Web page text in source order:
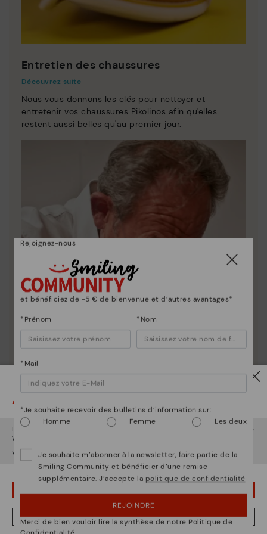
Entretien des chaussures
Découvrez suite
Nous vous donnons les clés pour nettoyer et
entretenir vos chaussures Pikolinos afin qu'elles
restent aussi belles qu'au premier jour.
Découvrez suite
Depuis 1984, nous nous efforçons de rendre chaque
Attention !
Il semble que vous êtes enÉtats-Unis
et vous allez accéder au site
Web de
Voulez-vous aller sur le site Web deÉtats-Unis?
NON, JE VEUX ALLER SUR LE SITE WEB DU LUXEMBOURG
Rejoignez-nous
et bénéficiez de -5 € de bienvenue et d’autres avantages*
*Prénom *Nom
*Mail
*Je souhaite recevoir des bulletins d’information sur:
Homme
Femme Les deux
Je souhaite m’abonner à la newsletter, faire partie de la
Smiling Community et bénéficier d’une remise
supplémentaire. J’accepte la politique de confidentialité
REJOINDRE
Merci de bien vouloir lire la synthèse de notre Politique de